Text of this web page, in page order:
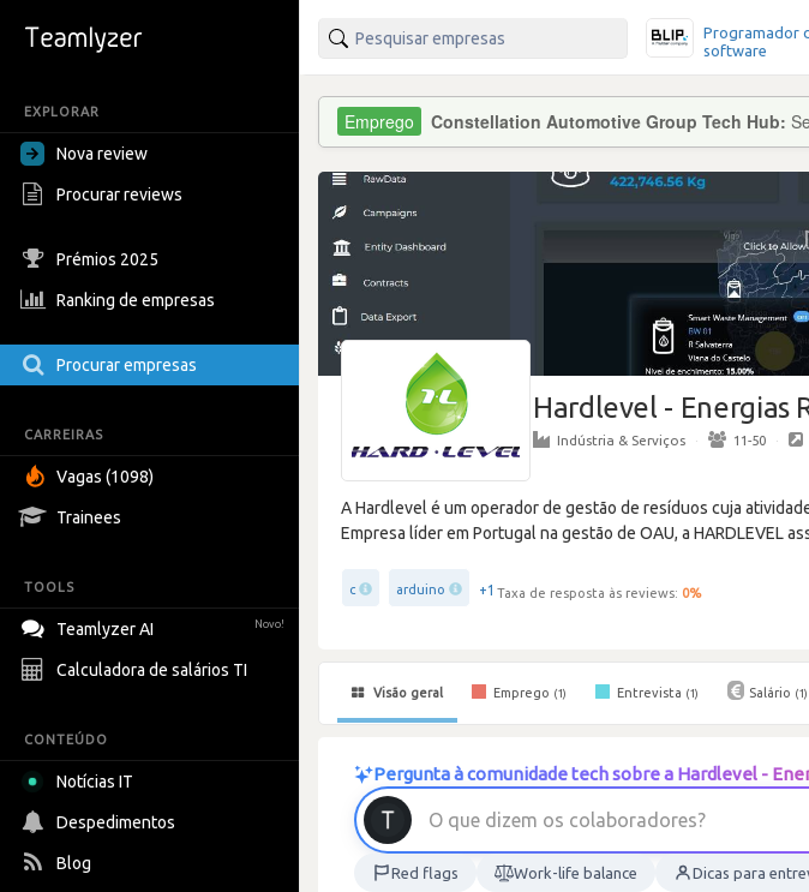
EXPLORAR
Nova review
Procurar reviews
Prémios 2025
Ranking de empresas
Procurar empresas
CARREIRAS
Vagas (1098)
Trainees
TOOLS
Teamlyzer AI Novo!
Calculadora de salários TI
CONTEÚDO
Notícias IT
Despedimentos
Blog
Programador
software
Constellation Automotive Group Tech Hub:
Hardlevel - Energias
Indústria & Serviços · 11-50 ·
A Hardlevel é um operador de gestão de resíduos cuja
Empresa líder em Portugal na gestão de OAU, a HARDLEVEL
c arduino +1 Taxa de resposta às reviews: 0%
Visão geral Emprego (1) Entrevista (1) Salário (1)
Pergunta à comunidade tech sobre a Hardlevel -
O que d izem os colaboradores?
Red flags Work-life balance Dicas para